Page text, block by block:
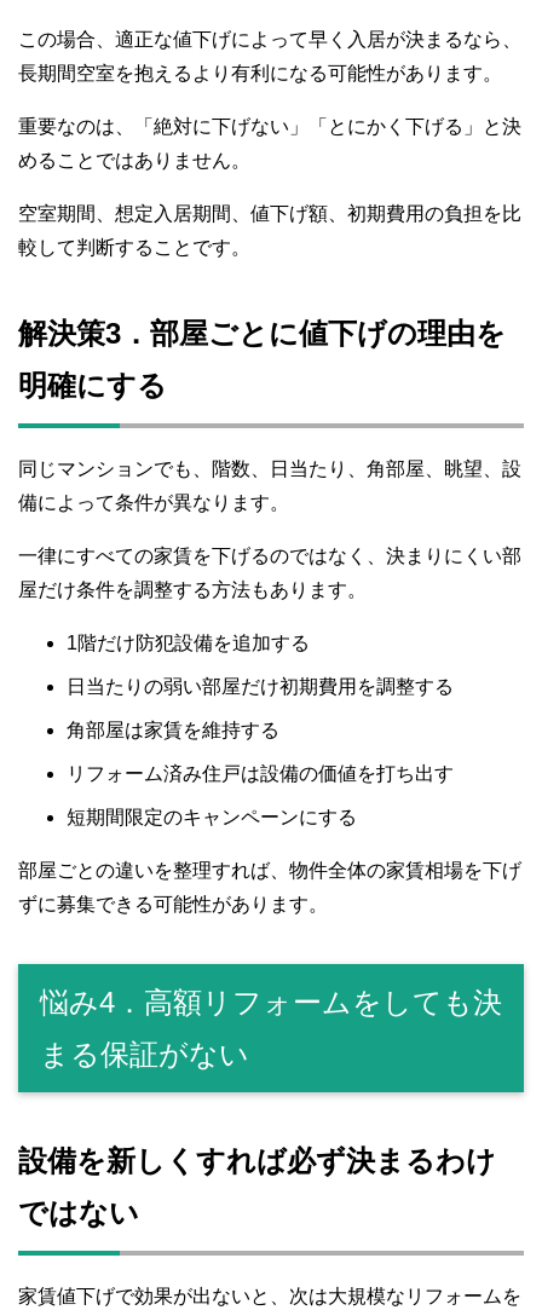
この場合、適正な値下げによって早く入居が決まるなら、
長期間空室を抱えるより有利になる可能性があります。
重要なのは、「絶対に下げない」「とにかく下げる」と決
めることではありません。
空室期間、想定入居期間、値下げ額、初期費用の負担を比
較して判断することです。
解決策3．部屋ごとに値下げの理由を
明確にする
同じマンションでも、階数、日当たり、角部屋、眺望、設
備によって条件が異なります。
一律にすべての家賃を下げるのではなく、決まりにくい部
屋だけ条件を調整する方法もあります。
1階だけ防犯設備を追加する
日当たりの弱い部屋だけ初期費用を調整する
角部屋は家賃を維持する
リフォーム済み住戸は設備の価値を打ち出す
短期間限定のキャンペーンにする
部屋ごとの違いを整理すれば、物件全体の家賃相場を下げ
ずに募集できる可能性があります。
悩み4．高額リフォームをしても決
まる保証がない
設備を新しくすれば必ず決まるわけ
ではない
家賃値下げで効果が出ないと、次は大規模なリフォームを